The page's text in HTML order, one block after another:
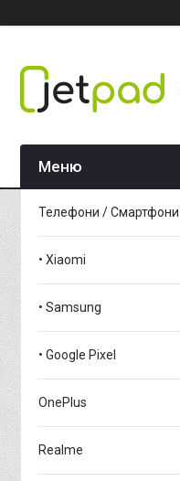
Телефони / Смартфони
• Xiaomi
• Samsung
• Google Pixel
OnePlus
Realme